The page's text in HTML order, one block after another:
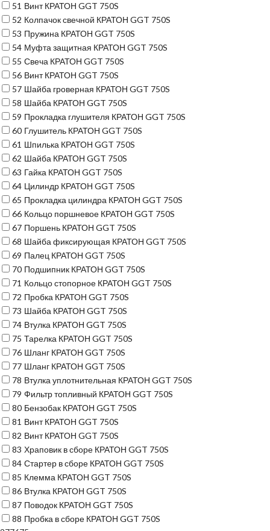
51 Винт КРАТОН GGT 750S
52 Колпачок свечной КРАТОН GGT 750S
53 Пружина КРАТОН GGT 750S
54 Муфта защитная КРАТОН GGT 750S
55 Свеча КРАТОН GGT 750S
56 Винт КРАТОН GGT 750S
57 Шайба гроверная КРАТОН GGT 750S
58 Шайба КРАТОН GGT 750S
59 Прокладка глушителя КРАТОН GGT 750S
60 Глушитель КРАТОН GGT 750S
61 Шпилька КРАТОН GGT 750S
62 Шайба КРАТОН GGT 750S
63 Гайка КРАТОН GGT 750S
64 Цилиндр КРАТОН GGT 750S
65 Прокладка цилиндра КРАТОН GGT 750S
66 Кольцо поршневое КРАТОН GGT 750S
67 Поршень КРАТОН GGT 750S
68 Шайба фиксирующая КРАТОН GGT 750S
69 Палец КРАТОН GGT 750S
70 Подшипник КРАТОН GGT 750S
71 Кольцо стопорное КРАТОН GGT 750S
72 Пробка КРАТОН GGT 750S
73 Шайба КРАТОН GGT 750S
74 Втулка КРАТОН GGT 750S
75 Тарелка КРАТОН GGT 750S
76 Шланг КРАТОН GGT 750S
77 Шланг КРАТОН GGT 750S
78 Втулка уплотнительная КРАТОН GGT 750S
79 Фильтр топливный КРАТОН GGT 750S
80 Бензобак КРАТОН GGT 750S
81 Винт КРАТОН GGT 750S
82 Винт КРАТОН GGT 750S
83 Храповик в сборе КРАТОН GGT 750S
84 Стартер в сборе КРАТОН GGT 750S
85 Клемма КРАТОН GGT 750S
86 Втулка КРАТОН GGT 750S
87 Поводок КРАТОН GGT 750S
88 Пробка в сборе КРАТОН GGT 750S